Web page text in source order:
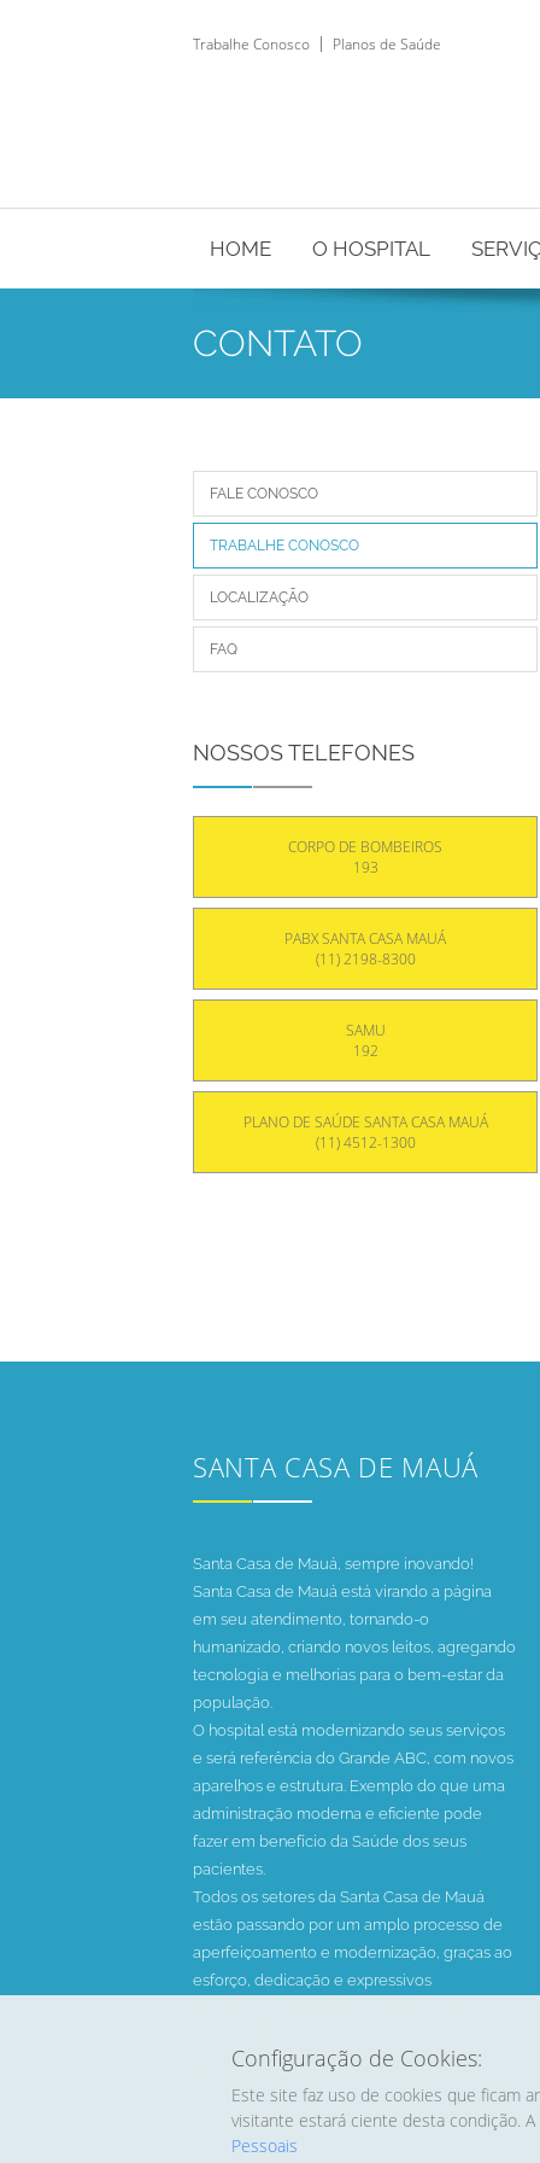
Configuração de Cookies:
Este site faz uso de cookies que ficam
visitante estará ciente desta condição.
Pessoais
Trabalhe Conosco Planos de Saúde
HOME O HOSPITAL
CONTATO
FALE CONOSCO
TRABALHE CONOSCO
LOCALIZAÇÃO
FAQ
NOSSOS TELEFONES
CORPO DE BOMBEIROS
193
PABX SANTA CASA MAUÁ
(11) 2198-8300
SAMU
192
PLANO DE SAÚDE SANTA CASA MAUÁ
(11) 4512-1300
SANTA CASA DE MAUÁ
Santa Casa de Mauá, sempre inovando!
Santa Casa de Mauá está virando a página
em seu atendimento, tornando-o
humanizado, criando novos leitos, agregando
tecnologia e melhorias para o bem-estar da
população.
O hospital está modernizando seus serviços
e será referência do Grande ABC, com novos
aparelhos e estrutura. Exemplo do que uma
administração moderna e eficiente pode
fazer em benefício da Saúde dos seus
pacientes.
Todos os setores da Santa Casa de Mauá
estão passando por um amplo processo de
aperfeiçoamento e modernização, graças ao
esforço, dedicação e expressivos
Há 54 anos fazendo o melhor em saúde.